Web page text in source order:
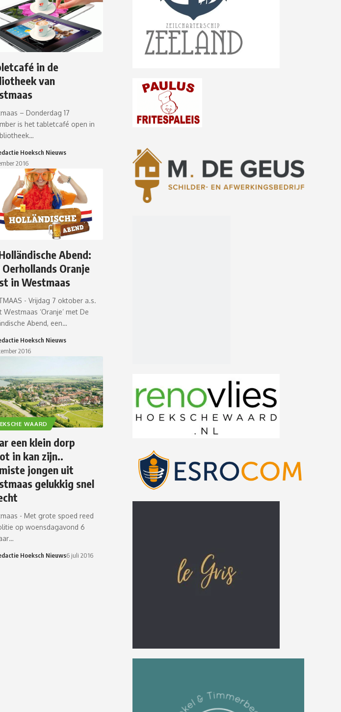
in de
van
– Donderdag 17
is het tabletcafé open in
Hoeksch Nieuws
2016
Abend:
Oerhollands Oranje
in Westmaas
- Vrijdag 7 oktober a.s.
Westmaas ‘Oranje’ met De
Abend, een…
Hoeksch Nieuws
2016
WAARD
een klein dorp
in kan zijn..
jongen uit
gelukkig snel
- Met grote spoed reed
op woensdagavond 6
Hoeksch Nieuws6 juli 2016